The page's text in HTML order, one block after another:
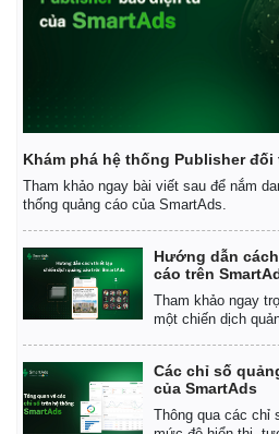
Kinh tế
Bất động sản
Khởi nghiệp
Khám phá hệ thống Publisher đối
Tham khảo ngay bài viết sau để nắm
thống quảng cáo của SmartAds.
Hướng dẫn
cáo trên
Tham khảo ngay
một chiến dịch
Các chỉ số
của SmartAds
Thông qua các chỉ